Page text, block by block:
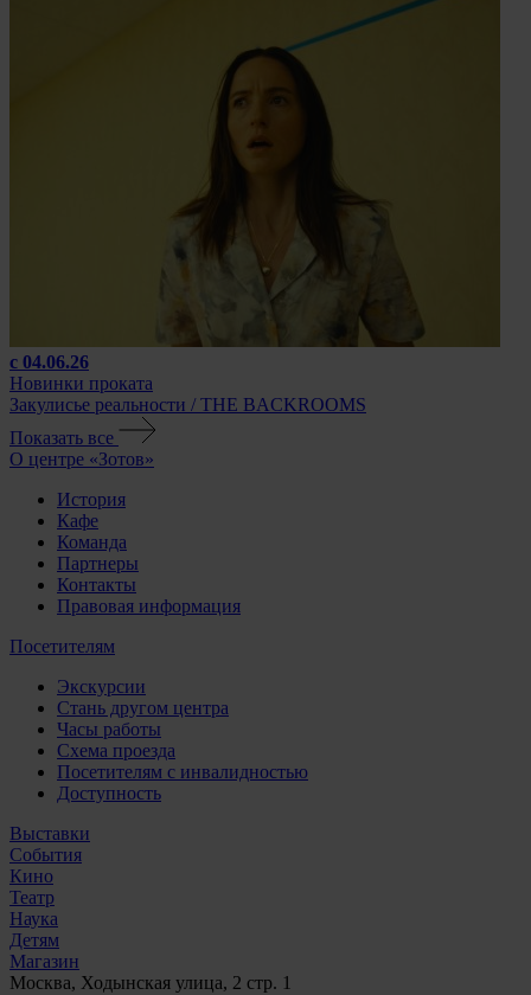
с 04.06.26
Новинки проката
Закулисье реальности / THE BACKROOMS
Показать все
О центре «Зотов»
История
Кафе
Команда
Партнеры
Контакты
Правовая информация
Посетителям
Экскурсии
Стань другом центра
Часы работы
Схема проезда
Посетителям с инвалидностью
Доступность
Выставки
События
Кино
Театр
Наука
Детям
Магазин
Москва, Ходынская улица, 2 стр. 1